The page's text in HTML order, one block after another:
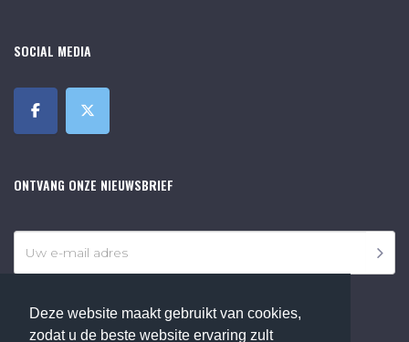
Deze website maakt gebruikt van cookies,
zodat u de beste website ervaring zult
SOCIAL MEDIA
ONTVANG ONZE NIEUWSBRIEF